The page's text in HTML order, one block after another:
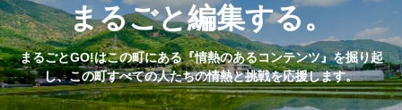
まるごと編集する。
まるごとGO!はこの町にある『情熱のあるコンテンツ』を掘り起
し、この町すべての人たちの情熱と挑戦を応援します。